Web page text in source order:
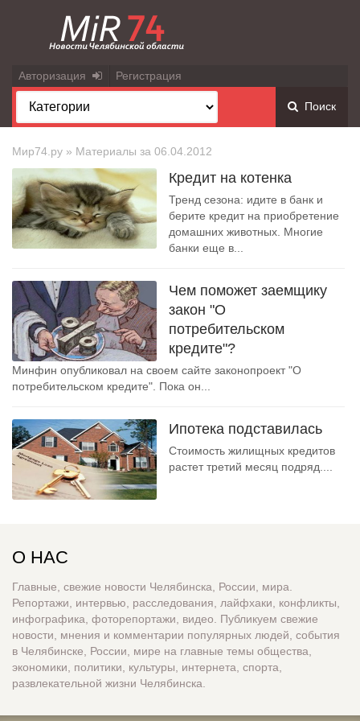
Авторизация Регистрация
Поиск
Мир74.ру » Материалы за 06.04.2012
Кредит на котенка
Тренд сезона: идите в банк и
берите кредит на приобретение
домашних животных. Многие
банки еще в...
Чем поможет заемщику
закон "О
потребительском
кредите"?
Минфин опубликовал на своем сайте законопроект "О
потребительском кредите". Пока он...
Ипотека подставилась
Стоимость жилищных кредитов
растет третий месяц подряд....
О НАС
Главные, свежие новости Челябинска, России, мира.
Репортажи, интервью, расследования, лайфхаки, конфликты,
инфографика, фоторепортажи, видео. Публикуем свежие
новости, мнения и комментарии популярных людей, события
в Челябинске, России, мире на главные темы общества,
экономики, политики, культуры, интернета, спорта,
развлекательной жизни Челябинска.